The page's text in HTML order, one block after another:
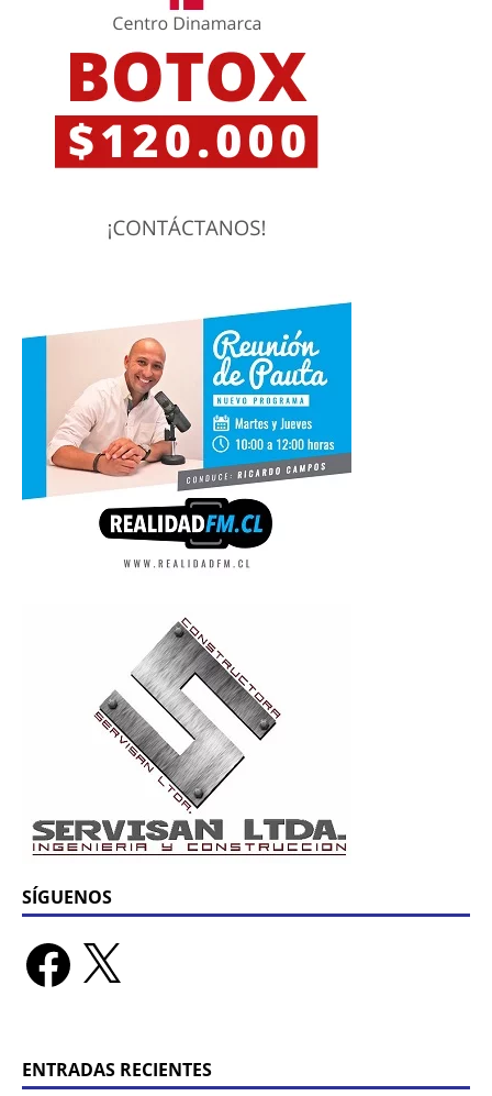
SÍGUENOS
ENTRADAS RECIENTES